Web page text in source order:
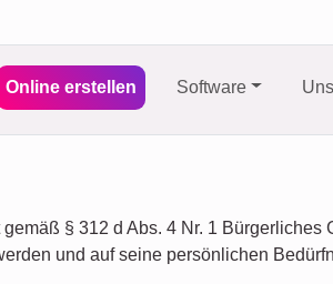
Online erstellen Software
§ 312 d Abs. 4 Nr. 1
und auf seine persönlichen